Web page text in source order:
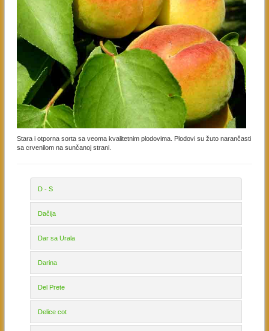
Stara i otporna sorta sa veoma kvalitetnim plodovima. Plodovi su žuto narančasti
sa crvenilom na sunčanoj strani.
D - S
Dačija
Dar sa Urala
Darina
Del Prete
Delice cot